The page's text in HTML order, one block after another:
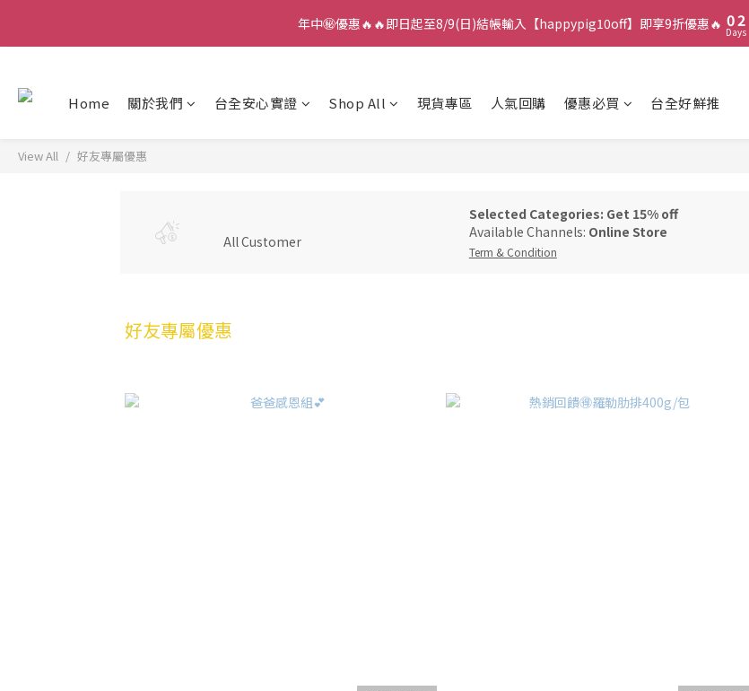
年中㊙️優惠🔥🔥即日起至8/9(日)結帳輸入【happypig10off】即享9折優惠🔥 02
1
Days
Home 關於我們 台全安心實證 Shop All 現貨專區 人氣回購 優惠必買 台全好鮮推
View All 好友專屬優惠
All Customer
Selected Categories: Get 15% off
Available Channels: Online Store
Term & Condition
好友專屬優惠